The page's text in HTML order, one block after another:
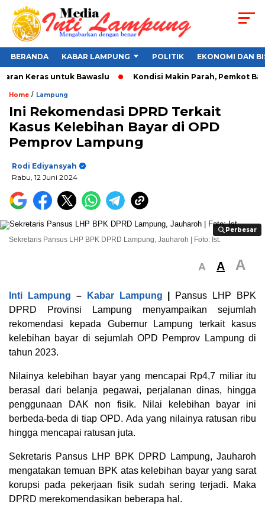
BERANDA KABAR LAMPUNG POLITIK EKONOMI DAN
Keras untuk Bawaslu Kondisi Makin Parah, Pemkot
Home / Lampung
Ini Rekomendasi DPRD Terkait
Kasus Kelebihan Bayar di OPD
Pemprov Lampung
Rodi Ediyansyah
Rabu, 12 Juni 2024
Perbesar
Perbesar
Sekretaris Pansus LHP BPK DPRD Lampung, Jauharoh | Foto: Ist.
A A A
Inti Lampung – Kabar Lampung
Pansus LHP BPK
DPRD Provinsi Lampung menyampaikan sejumlah
rekomendasi kepada Gubernur Lampung terkait kasus
kelebihan bayar di sejumlah OPD Pemprov Lampung di
tahun 2023.
Nilainya kelebihan bayar yang mencapai Rp4,7 miliar itu
berasal dari belanja pegawai, perjalanan dinas, hingga
penggunaan DAK non fisik. Nilai kelebihan bayar ini
berbeda-beda di tiap OPD. Ada yang nilainya ratusan ribu
hingga mencapai ratusan juta.
Sekretaris Pansus LHP BPK DPRD Lampung, Jauharoh
mengatakan temuan BPK atas kelebihan bayar yang sarat
korupsi pada pekerjaan fisik sudah sering terjadi. Maka
DPRD merekomendasikan beberapa hal.